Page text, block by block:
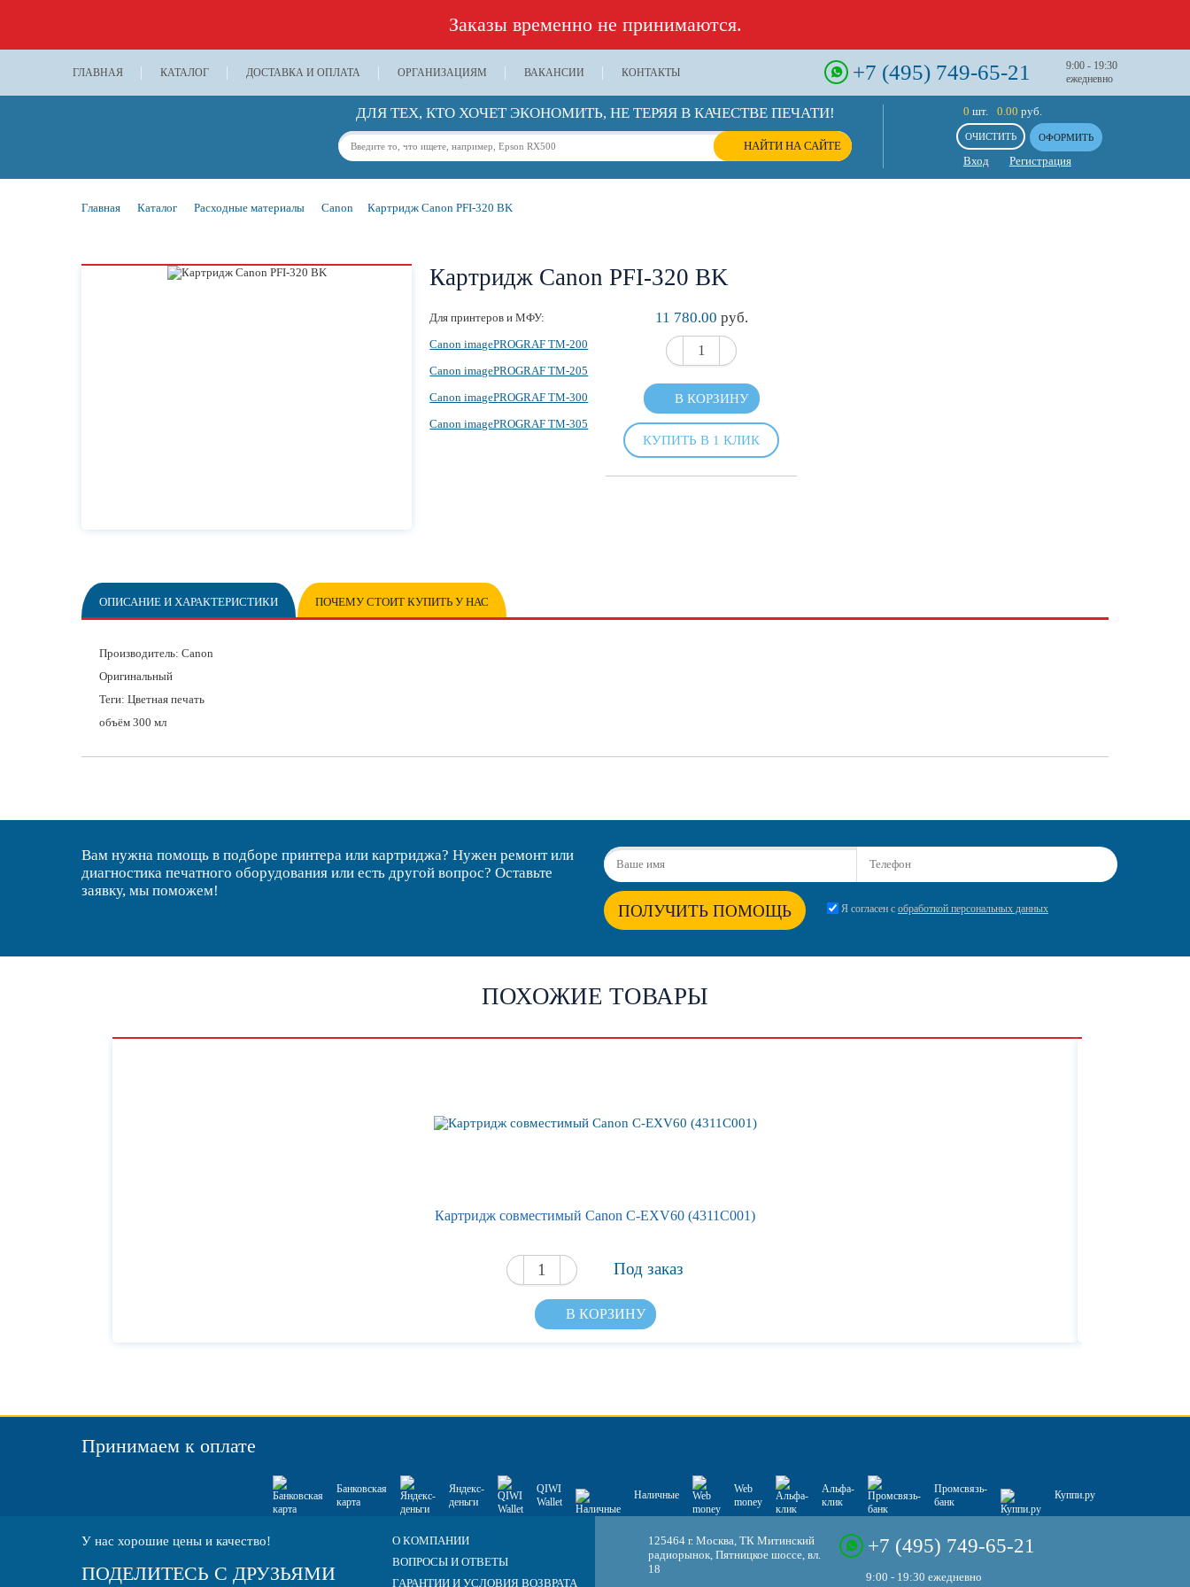
Заказы временно не принимаются.
+7 (495) 749-65-21
9:00 - 19:30
ежедневно
ГЛАВНАЯ КАТАЛОГ ДОСТАВКА И ОПЛАТА ОРГАНИЗАЦИЯМ ВАКАНСИИ КОНТАКТЫ
0 шт. 0.00 руб.
ОЧИСТИТЬ ОФОРМИТЬ
Вход Регистрация
ДЛЯ ТЕХ, КТО ХОЧЕТ ЭКОНОМИТЬ, НЕ ТЕРЯЯ В КАЧЕСТВЕ ПЕЧАТИ!
НАЙТИ НА САЙТЕ
Главная Каталог Расходные материалы Canon Картридж Canon PFI-320 BK
Картридж Canon PFI-320 BK
Для принтеров и МФУ:
Canon imagePROGRAF TM-200
Canon imagePROGRAF TM-205
Canon imagePROGRAF TM-300
Canon imagePROGRAF TM-305
11 780.00 руб.
В КОРЗИНУ
КУПИТЬ В 1 КЛИК
ОПИСАНИЕ И ХАРАКТЕРИСТИКИ ПОЧЕМУ СТОИТ КУПИТЬ У НАС
Производитель: Canon
Оригинальный
Теги: Цветная печать
объём 300 мл
Вам нужна помощь в подборе принтера или картриджа? Нужен ремонт или
диагностика печатного оборудования или есть другой вопрос? Оставьте
заявку, мы поможем!
ПОЛУЧИТЬ ПОМОЩЬ Я согласен с обработкой персональных данных
ПОХОЖИЕ ТОВАРЫ
Картридж совместимый Canon C-EXV60 (4311C001)
Под заказ
В КОРЗИНУ
Принимаем к оплате
Банковская
карта
Яндекс-
деньги
QIWI
Wallet
Наличные
Web
money
Альфа-
клик
Промсвязь-
банк
Куппи.ру
О КОМПАНИИ
ВОПРОСЫ И ОТВЕТЫ
ГАРАНТИИ И УСЛОВИЯ ВОЗВРАТА
У нас хорошие цены и качество!
ПОДЕЛИТЕСЬ С ДРУЗЬЯМИ
125464 г. Москва, ТК Митинский
радиорынок, Пятницкое шоссе, вл.
18
+7 (495) 749-65-21
9:00 - 19:30 ежедневно